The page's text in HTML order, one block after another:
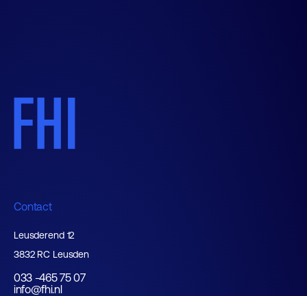
Contact
Leusderend 12
3832 RC Leusden
033 -465 75 07
info@fhi.nl